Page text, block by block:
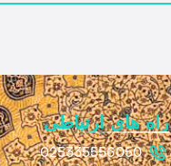
راه های ارتباطی
025335556050